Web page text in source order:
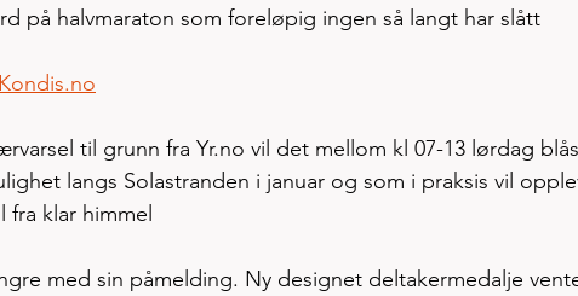
på halvmaraton som foreløpig ingen så langt har slått
Kondis.no
til grunn fra Yr.no vil det mellom kl 07-13 lørdag
langs Solastranden i januar og som i praksis vil
klar himmel
med sin påmelding. Ny designet deltakermedalje